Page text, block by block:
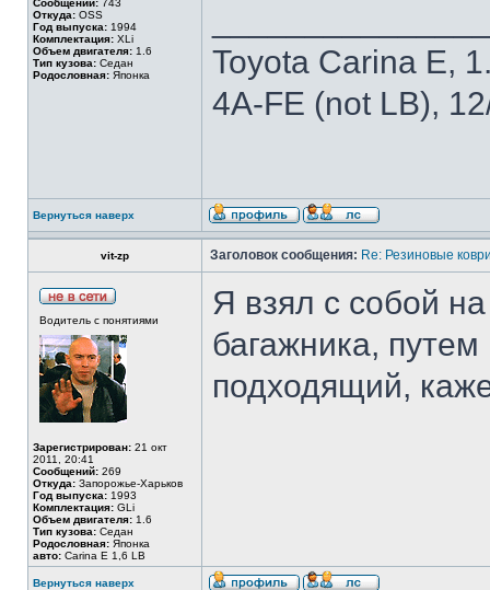
Сообщений: 743
Откуда: OSS
Год выпуска: 1994
Комплектация: XLi
Объем двигателя: 1.6
Тип кузова: Седан
Родословная: Японка
Toyota Carina E,
4A-FE (not LB),
Вернуться наверх
vit-zp Заголовок сообщения: Re: Резиновые
Водитель с понятиями
Зарегистрирован: 21 окт
2011, 20:41
Сообщений: 269
Откуда: Запорожье-Харьков
Год выпуска: 1993
Комплектация: GLi
Объем двигателя: 1.6
Тип кузова: Седан
Родословная: Японка
авто: Carina E 1,6 LB
Я взял с собой
багажника,
подходящий,
Вернуться наверх